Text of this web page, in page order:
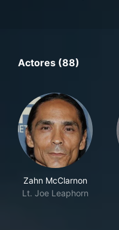
Actores (88)
Zahn McClarnon
Lt. Joe Leaphorn